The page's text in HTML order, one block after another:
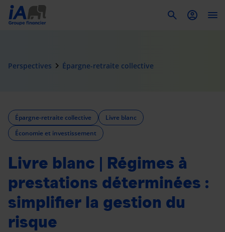
Perspectives navigate_next Épargne-retraite collective
Épargne-retraite collective
Livre blanc
Économie et investissement
Livre blanc | Régimes à
prestations déterminées :
simplifier la gestion du
risque